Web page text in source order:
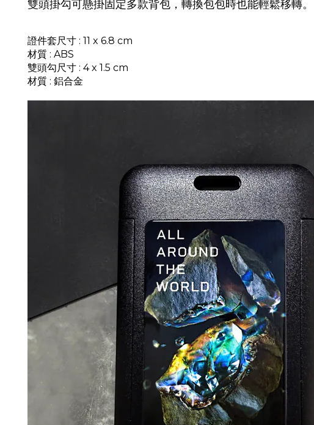
雙頭掛勾可懸掛固定多款背包，轉換包包時也能輕鬆移轉。
證件套尺寸 : 11 x 6.8 cm
材質 : ABS
雙頭勾尺寸 : 4 x 1.5 cm
材質 : 鋁合金